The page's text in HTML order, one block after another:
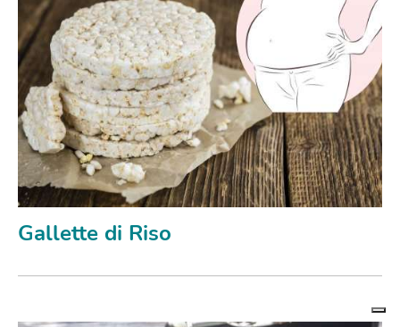
Gallette di Riso